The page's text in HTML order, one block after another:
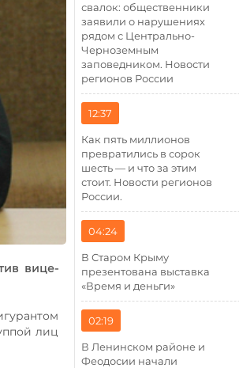
вице-
лиц
свалок: общественники
заявили о нарушениях
рядом с Центрально-
Черноземным
заповедником. Новости
регионов России
12:37
Как пять миллионов
превратились в сорок
шесть — и что за этим
стоит. Новости регионов
России.
04:24
В Старом Крыму
презентована выставка
«Время и деньги»
02:19
В Ленинском районе и
Феодосии начали